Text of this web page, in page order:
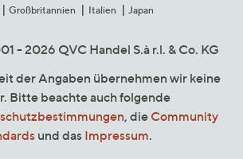
Großbritannien Italien Japan
- 2026 QVC Handel S.à r.l. & Co. KG
der Angaben übernehmen wir keine
Bitte beachte auch folgende
, die Community
und das Impressum.